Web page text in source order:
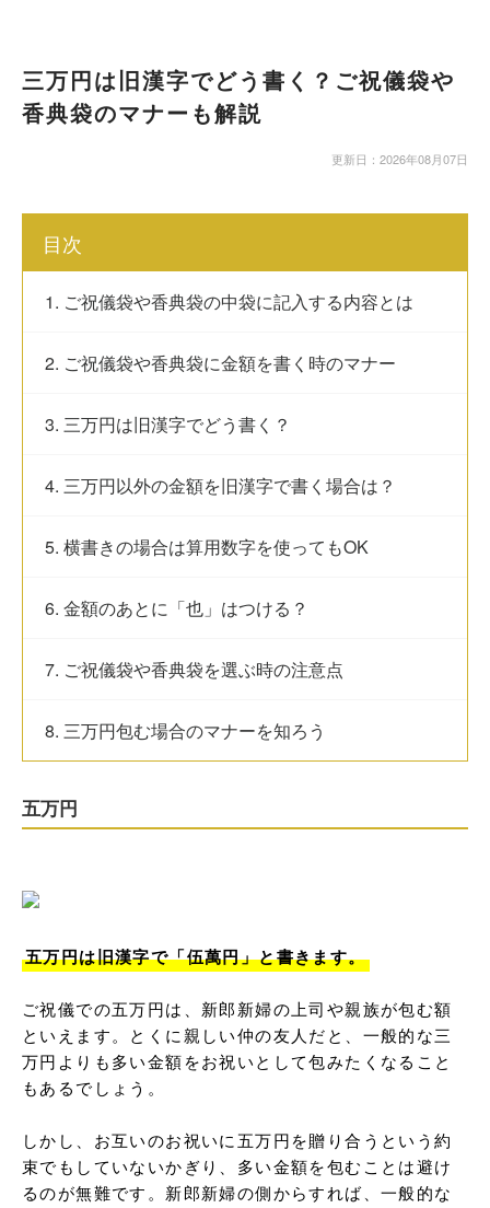
三万円は旧漢字でどう書く？ご祝儀袋や
香典袋のマナーも解説
更新日：2026年08月07日
目次
1. ご祝儀袋や香典袋の中袋に記入する内容とは
2. ご祝儀袋や香典袋に金額を書く時のマナー
3. 三万円は旧漢字でどう書く？
4. 三万円以外の金額を旧漢字で書く場合は？
5. 横書きの場合は算用数字を使ってもOK
6. 金額のあとに「也」はつける？
7. ご祝儀袋や香典袋を選ぶ時の注意点
8. 三万円包む場合のマナーを知ろう
五万円
五万円は旧漢字で「伍萬円」と書きます。
ご祝儀での五万円は、新郎新婦の上司や親族が包む額
といえます。とくに親しい仲の友人だと、一般的な三
万円よりも多い金額をお祝いとして包みたくなること
もあるでしょう。
しかし、お互いのお祝いに五万円を贈り合うという約
束でもしていないかぎり、多い金額を包むことは避け
るのが無難です。新郎新婦の側からすれば、一般的な